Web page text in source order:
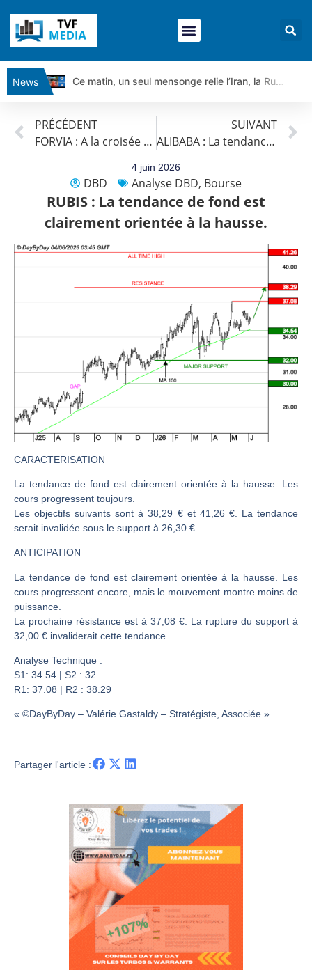
News
Ce matin, un seul mensonge relie l’Iran, la Russie et Trump | par Louis Antoine Michelet
Ce que Trump, Téhéran et Pékin ne veulent pas que vous voyiez ensemble | par Louis-Antoine Michelet
DAX40 : Poursuite de la croissance ? | Erick Sebban – Chrono DAX
CAPGEMINI : Un signal haussier avant les résultats ? | Daniel Cohen de Lara – Market Movers
REMY COINTREAU : Le rebond est-il enfin confirmé ? | Daniel Cohen de Lara – Market Movers
CAC 40 : Vers un nouveau record ? Analyse avant la décision de la Fed | Denis Desclos – Chrono CAC
Bernard Prats-Desclaux : Penser les marchés à l’ère des ruptures | Interview Littéraire
LVMH : Un rebond à confirmer | Bernard Prats-Desclaux – Market Movers
GBP/USD : Un premier ministre déjà sur le scelette | Philippe Lhermie – Flash Forex
La France, maillon faible de l’Europe ! | Jean-Louis Cussac – Chrono CAC
Les investisseurs y croient toujours | Point Stratégique Hebdomadaire – Éric Galiègue
PRÉCÉDENT
FORVIA : A la croisée des chemins | Daniel Cohen de Lara – Market Movers
SUIVANT
ALIBABA : La tendance de fond est clairement orientée à la baisse.
4 juin 2026
DBD Analyse DBD, Bourse
RUBIS : La tendance de fond est
clairement orientée à la hausse.
CARACTERISATION
La tendance de fond est clairement orientée à la hausse. Les
cours progressent toujours.
Les objectifs suivants sont à 38,29 € et 41,26 €. La tendance
serait invalidée sous le support à 26,30 €.
ANTICIPATION
La tendance de fond est clairement orientée à la hausse. Les
cours progressent encore, mais le mouvement montre moins de
puissance.
La prochaine résistance est à 37,08 €. La rupture du support à
32,00 € invaliderait cette tendance.
Analyse Technique :
S1: 34.54 | S2 : 32
R1: 37.08 | R2 : 38.29
« ©DayByDay – Valérie Gastaldy – Stratégiste, Associée »
Partager l'article :